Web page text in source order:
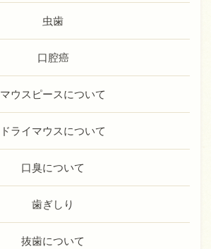
虫歯
口腔癌
マウスピースについて
ドライマウスについて
口臭について
歯ぎしり
抜歯について